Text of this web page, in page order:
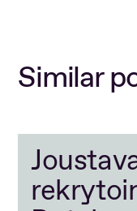
Similar